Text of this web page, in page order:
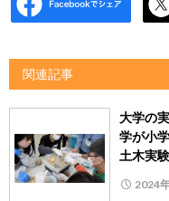
関連記事
大学の
学が小
土木実験
2024